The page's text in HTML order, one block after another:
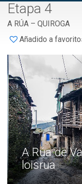
Etapa 4
A RÚA – QUIROGA
Añadido a
A Rúa de
loisrua